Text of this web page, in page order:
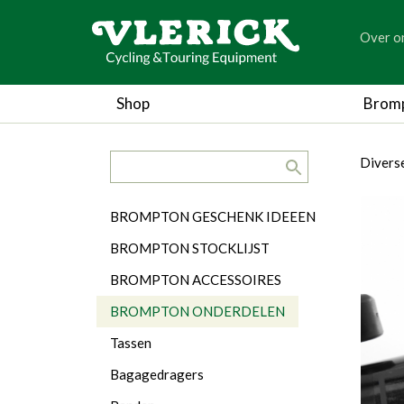
Over
Shop
Categorieën
BROMPTON GESCHENK IDEEEN
BROMPTON STOCKLIJST
BROMPTON ACCESSOIRES
BROMPTON ONDERDELEN
Tassen
Bagagedragers